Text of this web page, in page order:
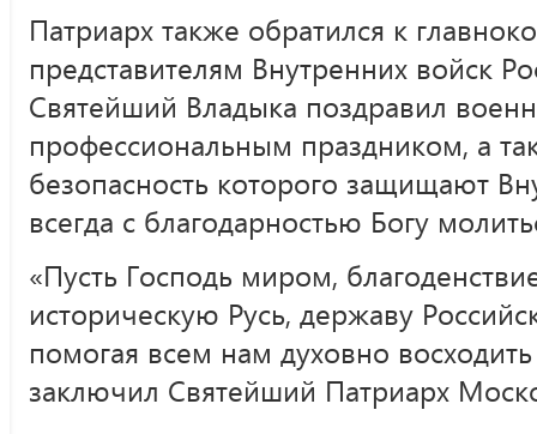
Патриарх также обратился к
представителям Внутренних войск
Святейший Владыка поздравил
профессиональным праздником, а
безопасность которого защищают
всегда с благодарностью Богу
«Пусть Господь миром,
историческую Русь, державу
помогая всем нам духовно
заключил Святейший Патриарх